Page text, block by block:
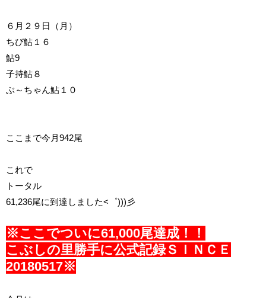
６月２９日（月）
ちび鮎１６
鮎9
子持鮎８
ぶ～ちゃん鮎１０
ここまで今月942尾
これで
トータル
61,236尾に到達しました<゜)))彡
※ここでついに61,000尾達成！！
こぶしの里勝手に公式記録ＳＩＮＣＥ
20180517※